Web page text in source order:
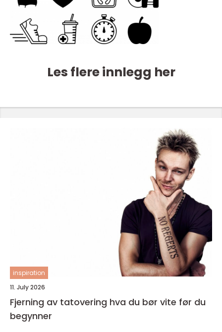
Les flere innlegg her
inspiration
11. July 2026
Fjerning av tatovering hva du bør vite før du
begynner